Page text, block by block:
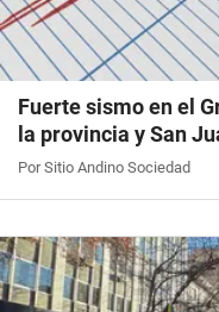
Fuerte sismo en el
la provincia y San
Por Sitio Andino Sociedad